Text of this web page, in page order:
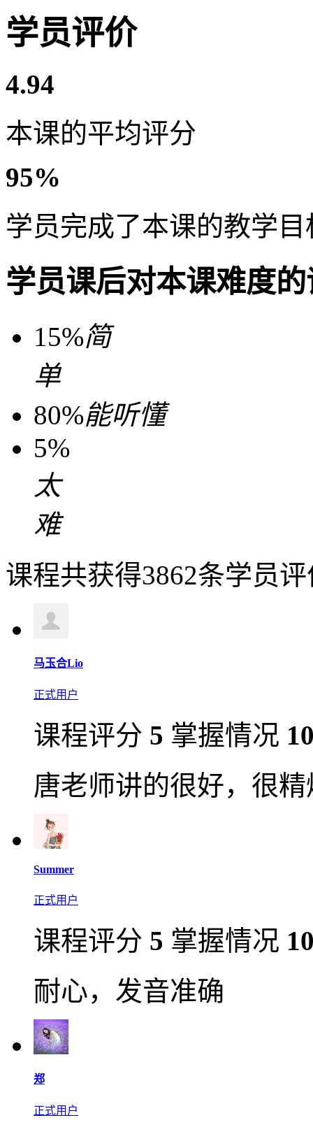
学员评价
4.94
本课的平均评分
95%
学员完成了本课的教学目
学员课后对本课难度
15%简
单
80%能听懂
5%
太
难
课程共获得3862条学员
马玉合Lio
正式用户
课程评分 5 掌握情况
唐老师讲的很好，很
Summer
正式用户
课程评分 5 掌握情况
耐心，发音准确
郑
正式用户